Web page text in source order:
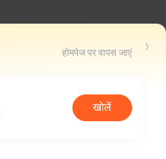
होमपेज पर वापस जाएं
खोलें